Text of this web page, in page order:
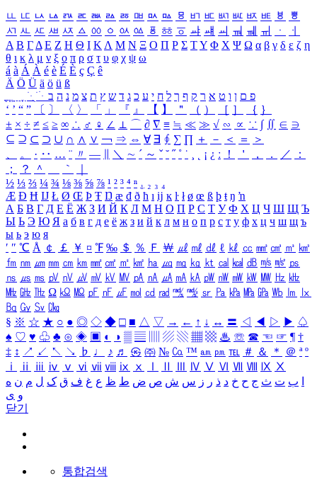
ㅥ ㅦ ㅧ ㅨ ㅩ ㅪ ㅫ ㅬ ㅭ ㅮ ㅯ ㅰ ㅱ ㅲ ㅳ ㅴ ㅵ ㅶ ㅷ ㅸ
ㅹ
ㅺ ㅻ ㅼ ㅽ ㅾ ㅿ ㆀ ㆁ ㆂ ㆃ ㆄ ㆅ ㆆ ㆇ ㆈ ㆉ ㆊ ㆋ ㆌ ㆍ
ㆎ
Α Β ΓΔ Ε Ζ Η Θ Ι ΚΛ Μ Ν Ξ Ο Π Ρ Σ ΤΥ Φ Χ Ψ Ω α β γ δ ε ζ η
θ ι κ λ μ ν ξ ο π ρ σ τ υ φ χ ψ ω
á à Á À é è É È ç Ç ê
Ä Ö Ü ä ö ü ß
ִֶֹ ֻּ ׁׂ פ ם ן ו ט א ר ק ף ך ל ח י ע כ ג ד ש ץ ת צ מ נ ה ב
‘ ’ “ ” 〔 〕 〈 〉 「 」 『 』 【 】 ＂ （ ） ［ ］ ｛ ｝
± × ÷ ≠ ≤ ≥ ∞ ∴ ♂ ♀ ∠ ⊥ ⌒ ∂ ∇ ≡ ≒ ≪ ≫ √ ∽ ∝ ∵ ∫ ∬ ∈ ∋
⊆ ⊇ ⊂ ⊃ ∪ ∩ ∧ ∨ ￢ ⇒ ⇔ ∀ ∃ ∮ ∑ ∏ ＋ － ＜ ＝
＞
、
。 · ‥ … ¨ 〃 ― ＼ ∼ ´ ～ ˇ ˘ ˝ ˚ ˙ ¸ ¡ ¿ ː ！ ＇ ， ． ／
：
；
？ ＾ ｀
½ ⅓ ⅔ ¼ ¾ ⅛ ⅜ ⅝ ⅞ ¹ ² ³ ⁴ ⁿ ₁ ₂ ₃ ₄
Æ Ð Ħ Ĳ Ł Ø Œ Þ Ŧ Ŋ æ đ ð ħ ı ĳ ĸ ŀ ł ø œ ß þ ŧ ŋ ŉ
А Б В Г Д Е Ё Ж З И Й К Л М Н О П Р С Т У Ф Х Ц Ч Ш Щ Ъ
Ы Ь Э Ю Я а б в г д е ё ж з и й к л м н о п р с т у ф х ц ч ш щ ъ
ы ь э ю я
′ ″ ℃ Å ￠ ￡ ￥ ¤ ℉ ‰ ＄ ％ Ｆ ￦ ㎕ ㎖ ㎗ ℓ ㎘ ㏄ ㎣ ㎤ ㎥ ㎦
㎙ ㎚ ㎛ ㎜ ㎝ ㎞ ㎟ ㎠ ㎡ ㎢ ㏊ ㎍ ㎎ ㎏ ㏏ ㎈ ㎉ ㏈ ㎧ ㎨ ㎰
㎱ ㎲ ㎳ ㎴ ㎵ ㎶ ㎷ ㎸ ㎹ ㎀ ㎁ ㎂ ㎃ ㎄ ㎺ ㎻ ㎽ ㎾ ㎿ ㎐ ㎑
㎒ ㎓ ㎔ Ω ㏀ ㏁ ㎊ ㎋ ㎌ ㏖ ㏅ ㎭ ㎮ ㎯ ㏛ ㎩ ㎪ ㎫ ㎬ ㏝ ㏐
㏓
㏃ ㏉ ㏜ ㏆
§ ※ ☆ ★ ○ ● ◎ ◇ ◆ □ ■ △ ▽ → ← ↑ ↓ ↔ 〓 ◁ ◀ ▷ ▶ ♤
♠ ♡ ♥ ♧ ♣ ⊙ ◈ ▣ ◐ ◑ ▒ ▤ ▨ ▧ ▦ ▩ ♨ ☏ ☎ ☜ ☞ ¶ †
‡ ↕ ↗ ↙ ↖ ↘ ♭ ♩ ♪ ♬ ㉿ ㈜ № ㏇ ™ ㏂ ㏘ ℡ ＃ ＆ ＊ ＠ ª º
ⅰ
ⅱ ⅲ ⅳ ⅴ ⅵ ⅶ ⅷ ⅸ ⅹ Ⅳ Ⅴ Ⅵ Ⅶ Ⅷ Ⅸ Ⅹ
ب ت ث ج ح خ د ذ ر ز س ش ص ض ط ظ ع غ ف ق ک ل م ن ه
و ی
닫기
통합검색